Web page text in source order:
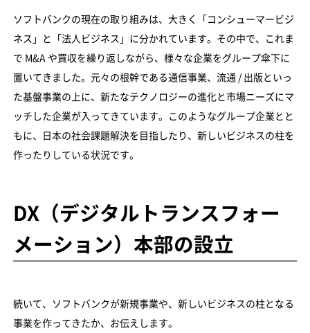
ソフトバンクの現在の取り組みは、大きく「コンシューマービジ
ネス」と「法人ビジネス」に分かれています。その中で、これま
で M&A や買収を繰り返しながら、様々な企業をグループ傘下に
置いてきました。元々の根幹である通信事業、流通 / 出版といっ
た基盤事業の上に、新たなテクノロジーの進化と市場ニーズにマ
ッチした企業が入ってきています。このようなグループ企業とと
もに、日本の社会課題解決を目指したり、新しいビジネスの柱を
作ったりしている状況です。
DX（デジタルトランスフォー
メーション）本部の設立
続いて、ソフトバンクが新規事業や、新しいビジネスの柱となる
事業を作ってきたか、お伝えします。